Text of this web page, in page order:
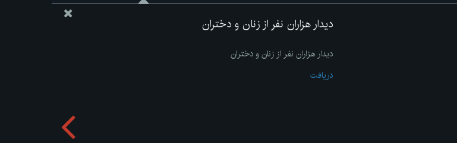
دیدار هزاران نفر از زنان و دختران
دیدار هزاران نفر از زنان و دختران
دریافت